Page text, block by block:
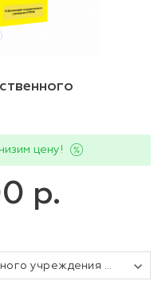
цену!
р.
1С:Бухгалтерия государственного учреждения 8 ПРОФ